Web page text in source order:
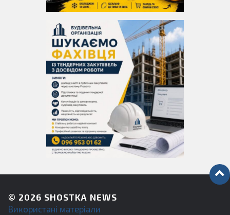
© 2026 SHOSTKA NEWS
Використані матеріали